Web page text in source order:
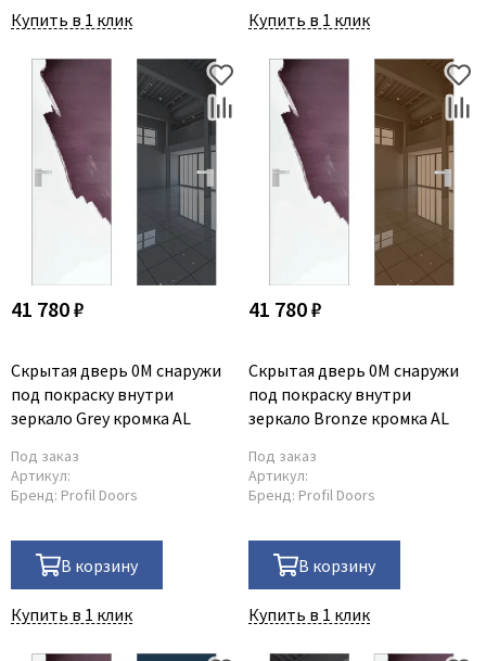
Купить в 1 клик Купить в 1 клик
41 780 ₽
Скрытая дверь 0M снаружи
под покраску внутри
зеркало Grey кромка AL
Под заказ
Артикул:
Бренд: Profil Doors
В корзину
Купить в 1 клик
41 780 ₽
Скрытая дверь 0M снаружи
под покраску внутри
зеркало Bronze кромка AL
Под заказ
Артикул:
Бренд: Profil Doors
В корзину
Купить в 1 клик